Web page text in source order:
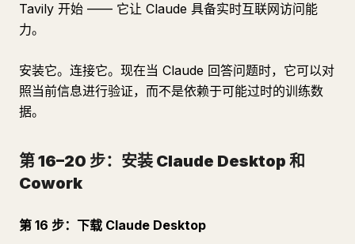
Tavily 开始 —— 它让 Claude 具备实时互联网访问能
力。
安装它。连接它。现在当 Claude 回答问题时，它可以对
照当前信息进行验证，而不是依赖于可能过时的训练数
据。
第 16–20 步：安装 Claude Desktop 和
Cowork
第 16 步：下载 Claude Desktop